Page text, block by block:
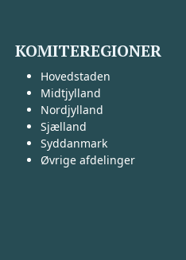
KOMITEREGIONER
Hovedstaden
Midtjylland
Nordjylland
Sjælland
Syddanmark
Øvrige afdelinger